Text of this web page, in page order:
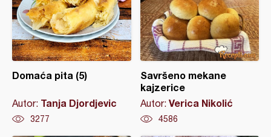
Domaća pita (5)
Autor: Tanja Djordjevic
3277
Savršeno mekane
kajzerice
Autor: Verica Nikolić
4586